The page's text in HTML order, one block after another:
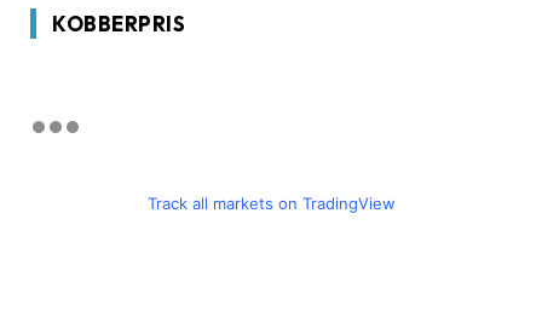
KOBBERPRIS
Track all markets on TradingView